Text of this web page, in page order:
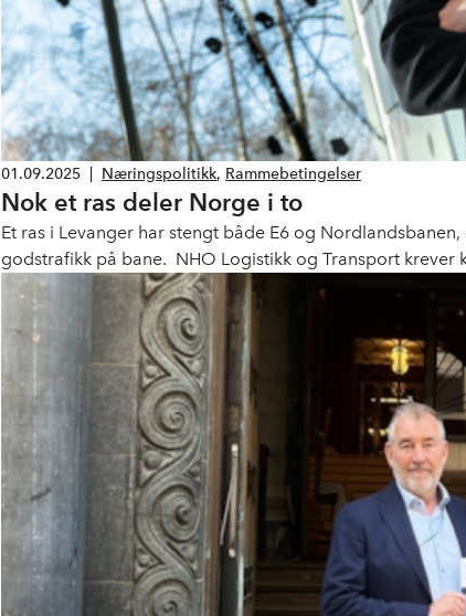
01.09.2025 Næringspolitikk, Rammebetingelser
Nok et ras deler Norge i to
Et ras i Levanger har stengt både E6 og
godstrafikk på bane. NHO Logistikk og Transport krever